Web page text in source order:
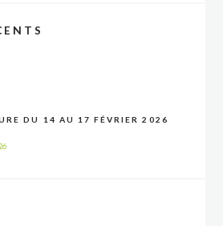
DU 14 AU 17 FÉVRIER 2026